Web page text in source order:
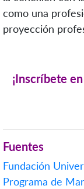
como una
proyección
¡Inscríbete
Fuentes
Fundación
Programa de